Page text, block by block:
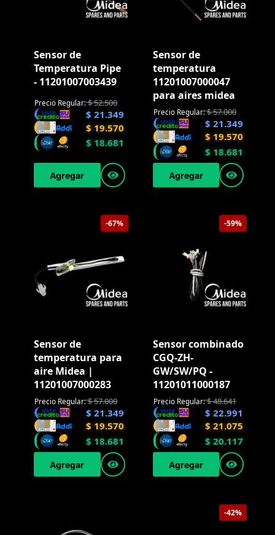
Sensor de
Temperatura Pipe
- 11201007003439
Precio Regular:$52.500
$ 21.349
$ 19.570
$ 18.681
Agregar
Sensor de
temperatura
11201007000047
para aires midea
Precio Regular:$57.000
$ 21.349
$ 19.570
$ 18.681
Agregar
-67%
Sensor de
temperatura para
aire Midea |
11201007000283
Precio Regular:$57.000
$ 21.349
$ 19.570
$ 18.681
Agregar
-59%
Sensor combinado
CGQ-ZH-
GW/SW/PQ -
11201011000187
Precio Regular:$48.641
$ 22.991
$ 21.075
$ 20.117
Agregar
-42%